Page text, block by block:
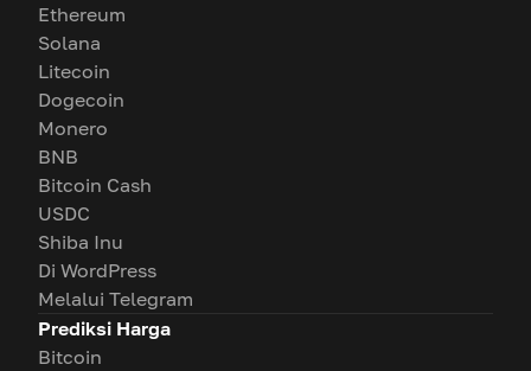
Ethereum
Solana
Litecoin
Dogecoin
Monero
BNB
Bitcoin Cash
USDC
Shiba Inu
Di WordPress
Melalui Telegram
Prediksi Harga
Bitcoin